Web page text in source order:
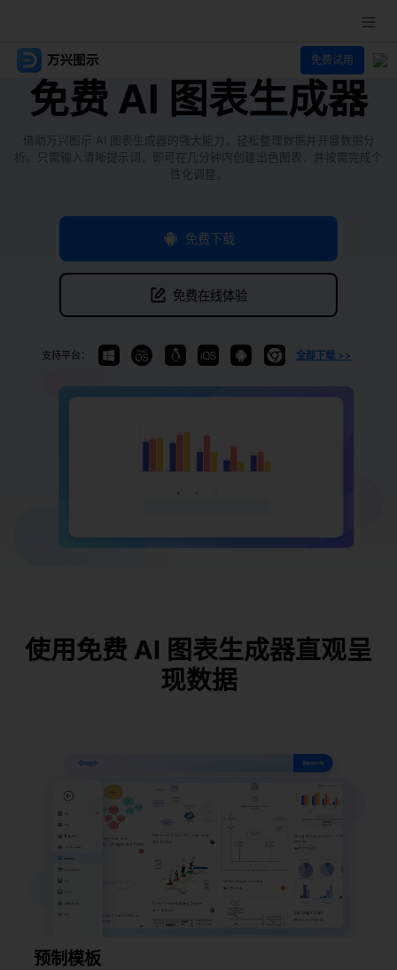
推荐产品
AIGC数字创意
实用工具
政企服务
新闻中心
客服热线：4000-300624
免费试用
免费 AI 图表生成器
借助万兴图示 AI 图表生成器的强大能力，轻松整理数据并开展数据分
析。只需输入清晰提示词，即可在几分钟内创建出色图表，并按需完成个
性化调整。
免费下载
免费在线体验
支持平台： 全部下载 >>
使用免费 AI 图表生成器直观呈
现数据
预制模板